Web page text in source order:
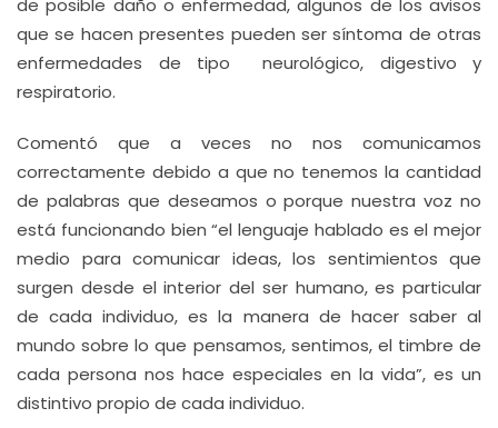
de posible daño o enfermedad, algunos de los avisos
que se hacen presentes pueden ser síntoma de otras
enfermedades de tipo neurológico, digestivo y
respiratorio.
Comentó que a veces no nos comunicamos
correctamente debido a que no tenemos la cantidad
de palabras que deseamos o porque nuestra voz no
está funcionando bien “el lenguaje hablado es el mejor
medio para comunicar ideas, los sentimientos que
surgen desde el interior del ser humano, es particular
de cada individuo, es la manera de hacer saber al
mundo sobre lo que pensamos, sentimos, el timbre de
cada persona nos hace especiales en la vida”, es un
distintivo propio de cada individuo.